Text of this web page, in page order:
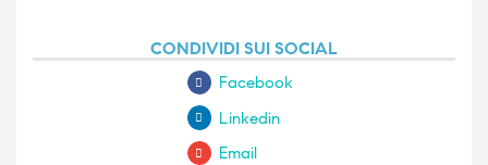
CONDIVIDI SUI SOCIAL
Facebook
Linkedin
Email